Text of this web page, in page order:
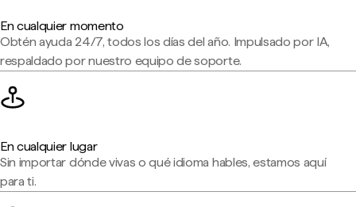
En cualquier momento
Obtén ayuda 24/7, todos los días del año. Impulsado por IA,
respaldado por nuestro equipo de soporte.
En cualquier lugar
Sin importar dónde vivas o qué idioma hables, estamos aquí
para ti.